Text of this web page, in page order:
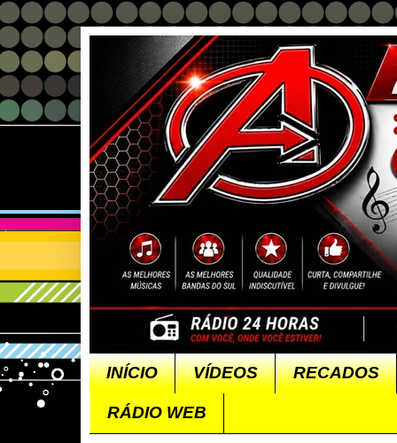
INÍCIO VÍDEOS RECADOS
RÁDIO WEB